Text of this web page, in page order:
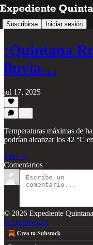
Suscribirse Iniciar sesión
¡Quintana
lluvia…
jul 17, 2025
Temperaturas máximas de
podrían alcanzar los 42 °C
Leer →
Comentarios
© 2026 Expediente
de recolección
Crea tu Substack